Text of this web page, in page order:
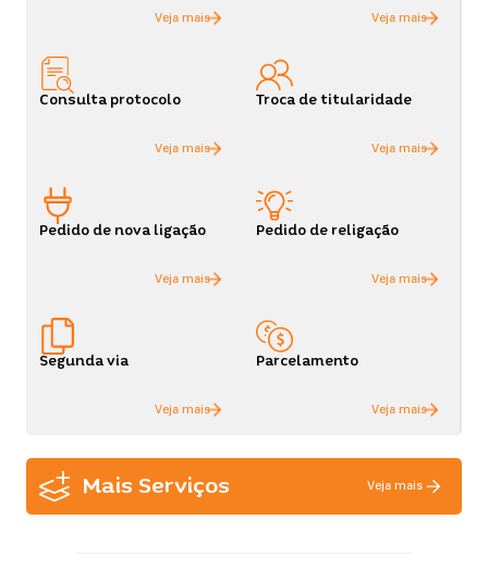
suas faturas e acessar todos os serviços do
site na palma da sua mão.
Consulta protocolo Troca de titularidade
Pedido de nova ligação Pedido de religação
Segunda via Parcelamento
Mais Serviços